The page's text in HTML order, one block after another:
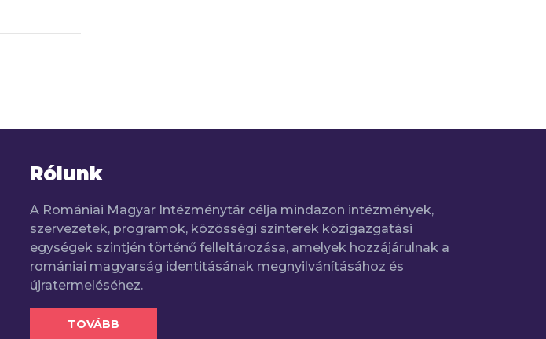
Rólunk
A Romániai Magyar Intézménytár célja mindazon intézmények,
szervezetek, programok, közösségi színterek közigazgatási
egységek szintjén történő felleltározása, amelyek hozzájárulnak a
romániai magyarság identitásának megnyilvánításához és
újratermeléséhez.
TOVÁBB